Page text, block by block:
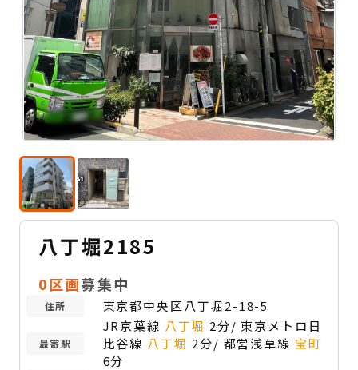
八丁堀2185
0区画募集中
住所 東京都中央区八丁堀2-18-5
最寄駅
JR京葉線 八丁堀 2分/ 東京メトロ日
比谷線 八丁堀 2分/ 都営浅草線 宝町
6分